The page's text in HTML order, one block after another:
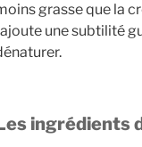
grasse que la
une subtilité
ingrédients